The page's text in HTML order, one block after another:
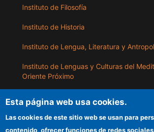
Instituto de Filosofía
Instituto de Historia
Instituto de Lengua, Literatura y
Instituto de Lenguas y Culturas del
Oriente Próximo
Esta página web usa cookies.
Las cookies de este sitio web se usan para
contenido, ofrecer funciones de redes